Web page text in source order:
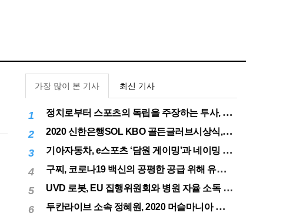
서울32.01
울산24.64
창원28.24
전주27.5℃
가장 많이 본 기사 최신 기사
1 정치로부터 스포츠의 독립을 주장하는 투사, 이기흥 대한체육회장 연임 성공
2 2020 신한은행SOL KBO 골든글러브시상식, 12월 11일(금) 시행
3 기아자동차, e스포츠 ‘담원 게이밍’과 네이밍 스폰서십 체결
4 구찌, 코로나19 백신의 공평한 공급 위해 유니세프에 50만달러 기부
5 UVD 로봇, EU 집행위원회와 병원 자율 소독 로봇 200대 공급 계약
6 두칸라이브 소속 정혜원, 2020 머슬마니아 세계대회 우승